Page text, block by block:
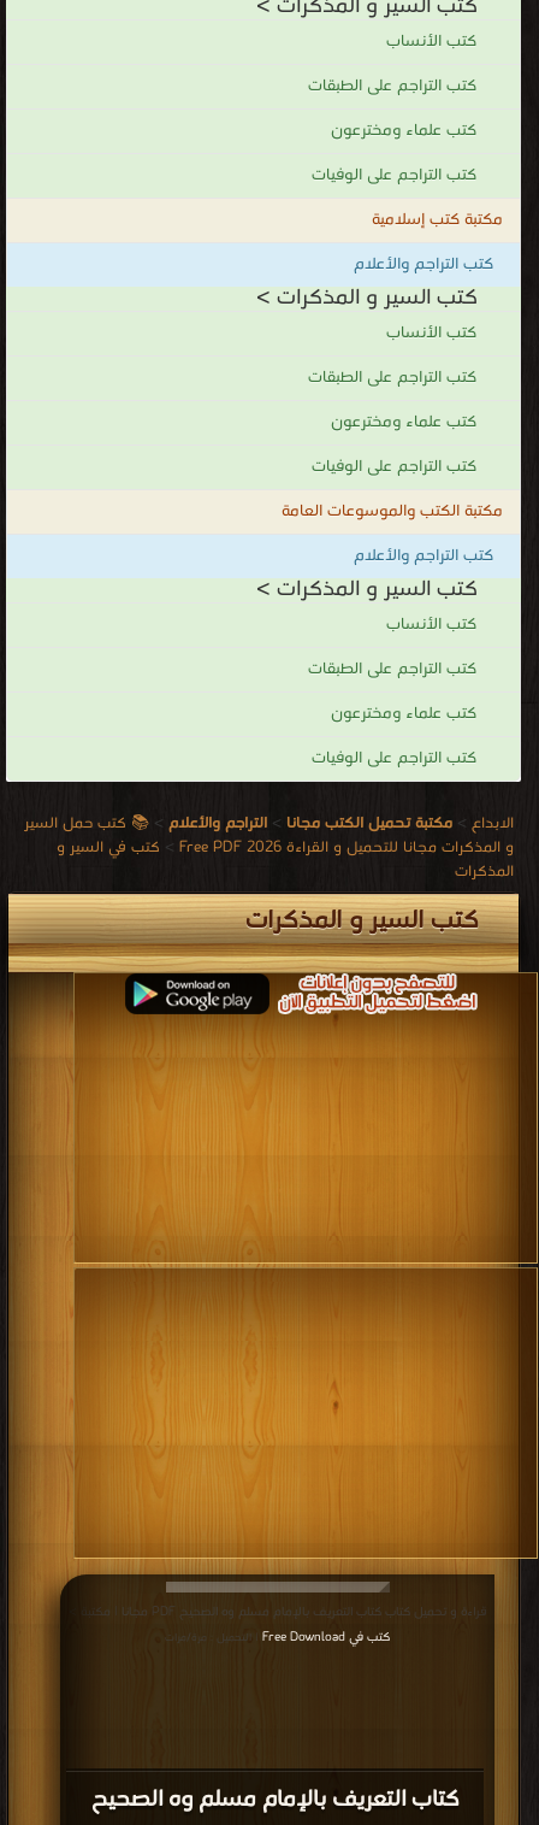
كتب الأنساب
كتب التراجم على الطبقات
كتب علماء ومخترعون
كتب التراجم على الوفيات
مكتبة كتب إسلامية
كتب التراجم والأعلام
كتب السير و المذكرات >
كتب الأنساب
كتب التراجم على الطبقات
كتب علماء ومخترعون
كتب التراجم على الوفيات
مكتبة الكتب والموسوعات العامة
كتب التراجم والأعلام
كتب السير و المذكرات >
كتب الأنساب
كتب التراجم على الطبقات
كتب علماء ومخترعون
كتب التراجم على الوفيات
الابداع > مكتبة تحميل الكتب مجانا > التراجم والأعلام > 📚 كتب حمل السير
و المذكرات مجانا للتحميل و القراءة 2026 Free PDF
> كتب في السير و
المذكرات
كتب السير و المذكرات
كتاب التعريف بالإمام مسلم وه الصحيح
قراءة و تحميل كتاب كتاب التعريف بالإمام مسلم وه الصحيح PDF مجانا | مكتبة >
كتب في Free Download
| التحميل : مرة/مرات